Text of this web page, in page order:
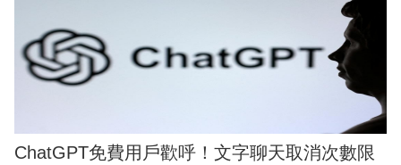
ChatGPT免費用戶歡呼！文字聊天取消次數限